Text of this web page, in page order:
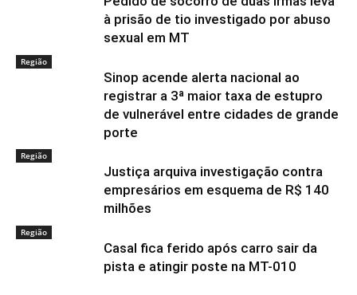
à prisão de tio investigado por abuso
sexual em MT
Região
Sinop acende alerta nacional ao
registrar a 3ª maior taxa de estupro
de vulnerável entre cidades de grande
porte
Região
Justiça arquiva investigação contra
empresários em esquema de R$ 140
milhões
Região
Casal fica ferido após carro sair da
pista e atingir poste na MT-010